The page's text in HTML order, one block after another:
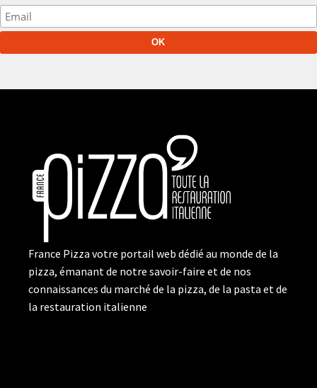
France Pizza votre portail web dédié au monde de la
pizza, émanant de notre savoir-faire et de nos
connaissances du marché de la pizza, de la pasta et de
la restauration italienne